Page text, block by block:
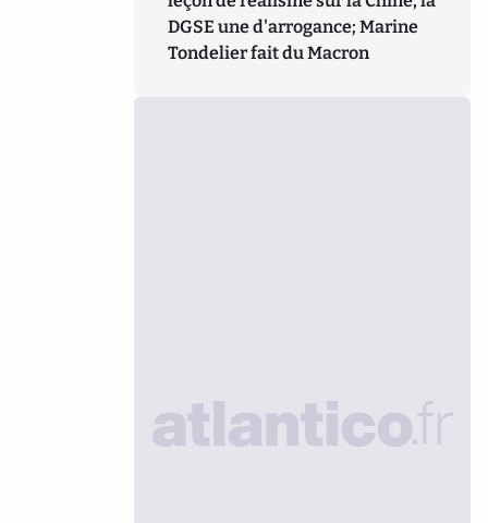
DGSE une d'arrogance; Marine
Tondelier fait du Macron